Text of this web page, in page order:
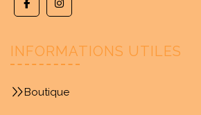
INFORMATIONS UTILES
Boutique